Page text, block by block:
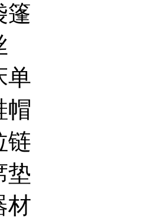
篷
单
帽
链
垫
材